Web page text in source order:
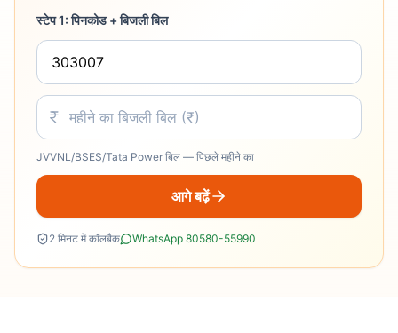
स्टेप 1: पिनकोड + बिजली बिल
JVVNL/BSES/Tata Power बिल — पिछले महीने का
आगे बढ़ें
2 मिनट में कॉलबैक WhatsApp 80580-55990